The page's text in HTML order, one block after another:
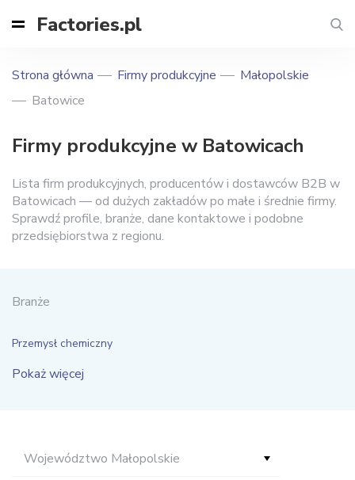
Factories.pl
Strona główna Firmy produkcyjne
Małopolskie
Batowice
Firmy produkcyjne w Batowicach
Lista firm produkcyjnych, producentów i dostawców B2B w
Batowicach — od dużych zakładów po małe i średnie firmy.
Sprawdź profile, branże, dane kontaktowe i podobne
przedsiębiorstwa z regionu.
Branże
Przemysł chemiczny
Pokaż więcej
Województwo Małopolskie